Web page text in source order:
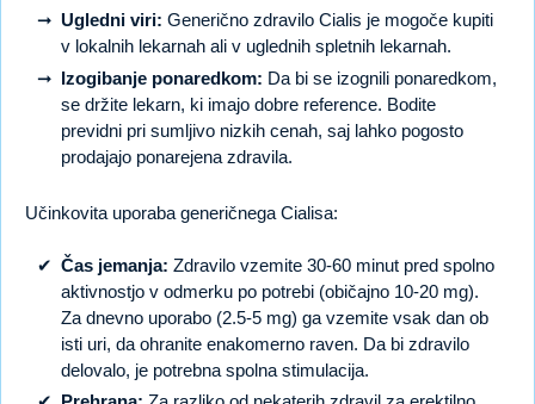
Ugledni viri: Generično zdravilo Cialis je mogoče kupiti
v lokalnih lekarnah ali v uglednih spletnih lekarnah.
Izogibanje ponaredkom: Da bi se izognili ponaredkom,
se držite lekarn, ki imajo dobre reference. Bodite
previdni pri sumljivo nizkih cenah, saj lahko pogosto
prodajajo ponarejena zdravila.
Učinkovita uporaba generičnega Cialisa:
Čas jemanja: Zdravilo vzemite 30-60 minut pred spolno
aktivnostjo v odmerku po potrebi (običajno 10-20 mg).
Za dnevno uporabo (2.5-5 mg) ga vzemite vsak dan ob
isti uri, da ohranite enakomerno raven. Da bi zdravilo
delovalo, je potrebna spolna stimulacija.